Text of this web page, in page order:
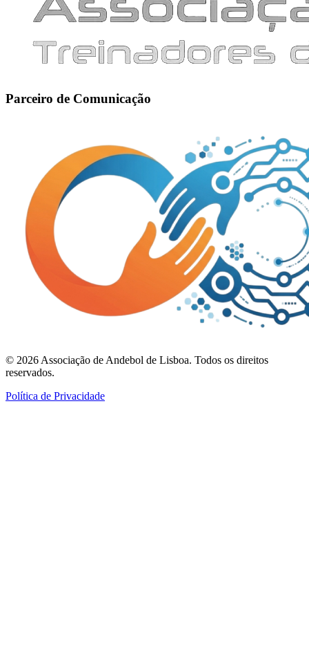
Parceiro de Comunicação
© 2026 Associação de Andebol de Lisboa. Todos os direitos
reservados.
Política de Privacidade